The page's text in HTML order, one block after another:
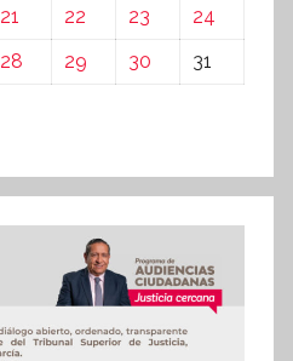
21 22 23
24
28 29 30 31